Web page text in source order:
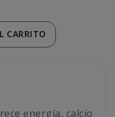
CARRITO
energía, calcio